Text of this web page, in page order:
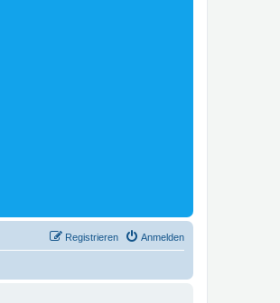
Anmelden
Registrieren